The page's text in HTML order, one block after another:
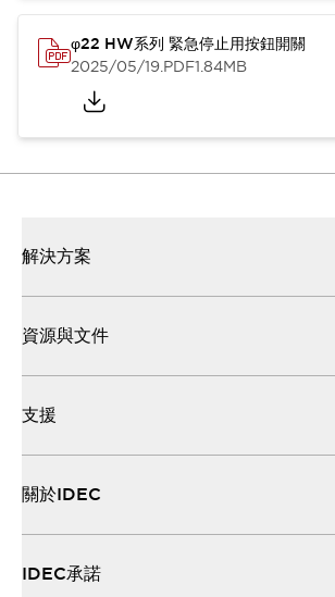
φ22 HW系列 緊急停止用按鈕開關
2025/05/19.PDF1.84MB
解決方案
資源與文件
支援
關於IDEC
IDEC承諾